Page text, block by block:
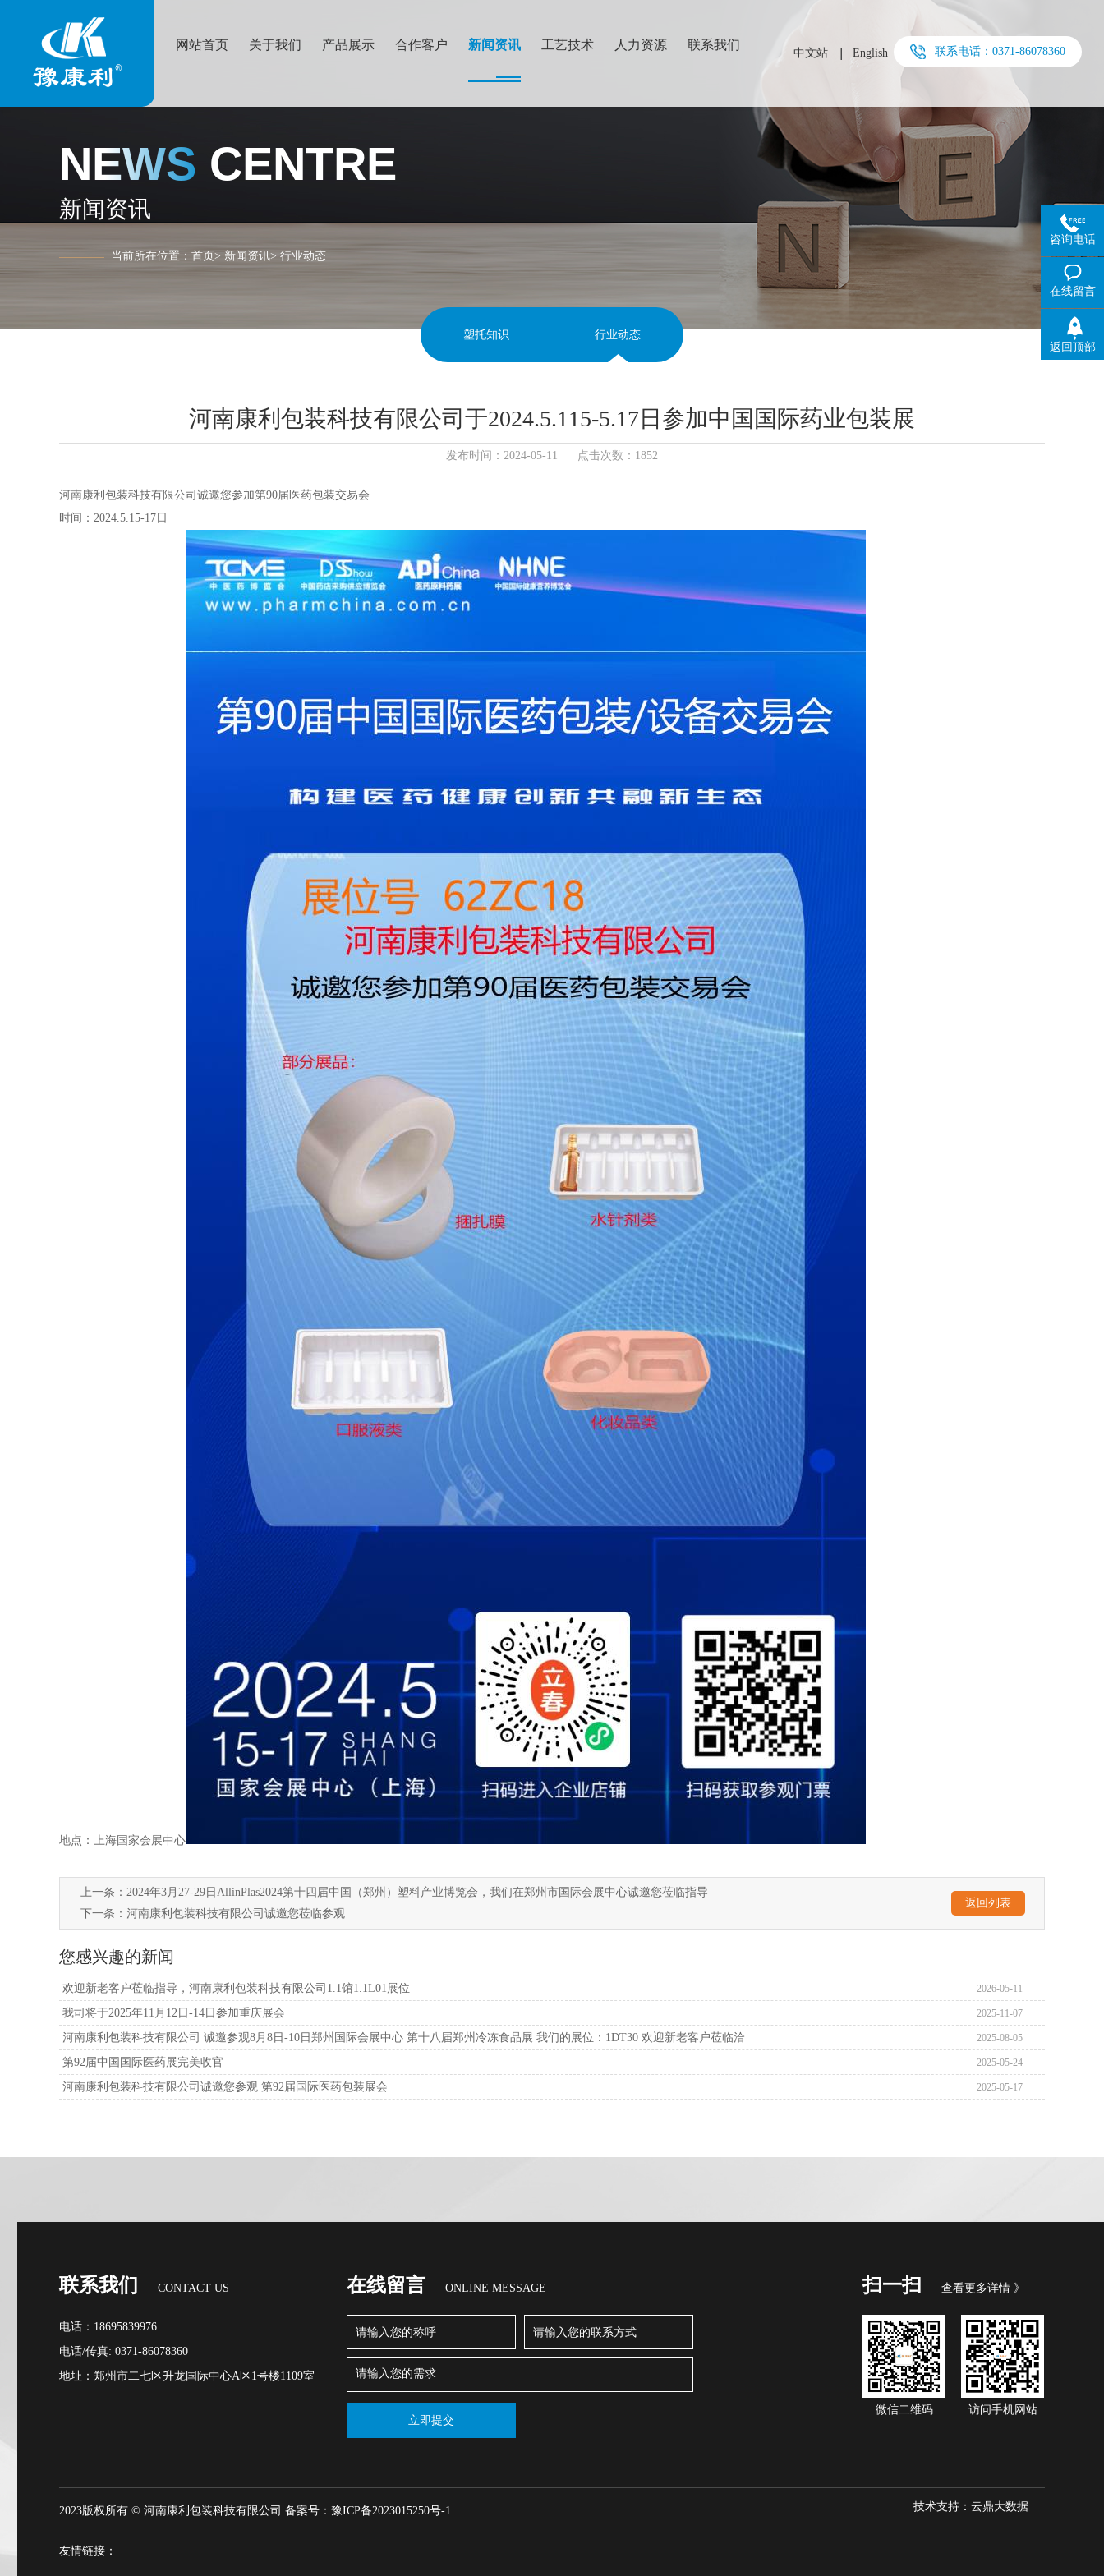
网站首页 关于我们 产品展示 合作客户 新闻资讯 工艺技术 人力资源 联系我们 联系电话：0371-86078360
中文站 English
NEWS CENTRE
新闻资讯
当前所在位置： 首页 > 新闻资讯> 行业动态
塑托知识 行业动态
河南康利包装科技有限公司于2024.5.115-5.17日参加中国国际药业包装展
发布时间：2024-05-11 点击次数：1852
河南康利包装科技有限公司诚邀您参加第90届医药包装交易会
时间：2024.5.15-17日
地点：上海国家会展中心
上一条： 2024年3月27-29日AllinPlas2024第十四届中国（郑州）塑料产业博览会，我们在郑州市国际会展中心诚邀您莅临指导
下一条： 河南康利包装科技有限公司诚邀您莅临参观
返回列表
您感兴趣的新闻
欢迎新老客户莅临指导，河南康利包装科技有限公司1.1馆1.1L01展位 2026-05-11
我司将于2025年11月12日-14日参加重庆展会 2025-11-07
河南康利包装科技有限公司 诚邀参观8月8日-10日郑州国际会展中心 ​第十八届郑州冷冻食品展 ​我们的展位：1DT30 ​欢迎新老客户莅临洽
谈与指导
2025-08-05
第92届中国国际医药展完美收官 2025-05-24
河南康利包装科技有限公司诚邀您参观 第92届国际医药包装展会 2025-05-17
联系我们 CONTACT US
电话：18695839976
电话/传真: 0371-86078360
地址：郑州市二七区升龙国际中心A区1号楼1109室
在线留言 ONLINE MESSAGE 扫一扫 查看更多详情 》
微信二维码 访问手机网站
2023版权所有 © 河南康利包装科技有限公司 备案号：豫ICP备2023015250号-1 技术支持：云鼎大数据
友情链接：
咨询电话
在线留言
返回顶部